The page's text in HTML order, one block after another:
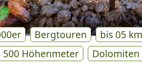
Bergtouren
bis 05 km
500 Höhenmeter
Dolomiten